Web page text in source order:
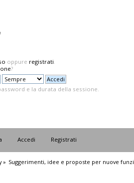
oppure registrati.
?
e la durata della sessione.
Accedi Registrati
» Suggerimenti, idee e proposte per nuove